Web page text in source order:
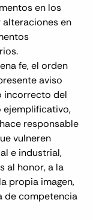
en los
en
fe, el orden
aviso
incorrecto del
ejemplificativo,
responsable
vulneren
e industrial,
al honor, a la
propia imagen,
de competencia